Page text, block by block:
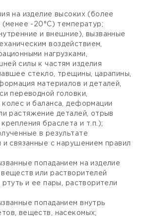
на изделие высоких (более
(менее -20°С) температур;
и внешние), вызванные
воздействием,
нагрузками,
силы к частям изделия
стекло, трещины, царапины,
материалов и деталей,
переводной головки,
и баланса, деформации
растяжение деталей, отрыв
браслета и т.п.);
в результате
и связанные с нарушением правил
попаданием на изделие
или растворителей
и ее пары, растворители
попаданием внутрь
веществ, насекомых;